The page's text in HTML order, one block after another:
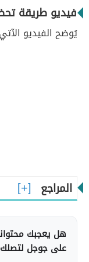
فيديو طريقة
يُوضح الفيديو
المراجع
هل يعجبك
على جوجل لتصلك